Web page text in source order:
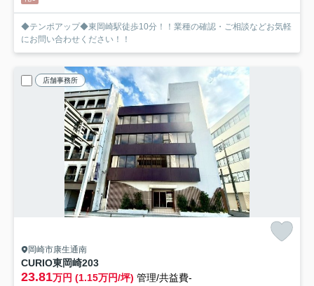
◆テンポアップ◆東岡崎駅徒歩10分！！業種の確認・ご相談などお気軽
にお問い合わせください！！
店舗事務所
岡崎市康生通南
CURIO東岡崎203
23.81万円 (1.15万円/坪) 管理/共益費-